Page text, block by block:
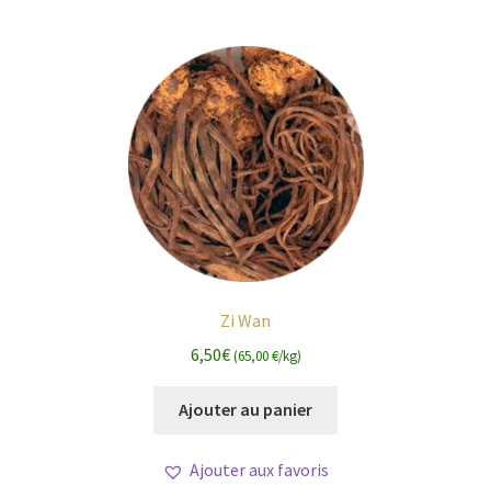
Zi Wan
6,50€(65,00 €/kg)
Ajouter au panier
Ajouter aux favoris